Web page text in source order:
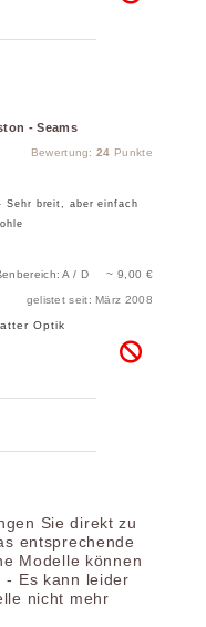
- Seams
Bewertung:24 Punkte
Sehr breit, aber einfach
A / D ~ 9,00 €
gelistet seit: März 2008
Optik
Sie direkt zu
entsprechende
Modelle können
- Es kann leider
nicht mehr